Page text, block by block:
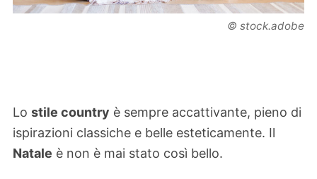
© stock.adobe
Lo stile country è sempre accattivante, pieno di
ispirazioni classiche e belle esteticamente. Il
Natale è non è mai stato così bello.